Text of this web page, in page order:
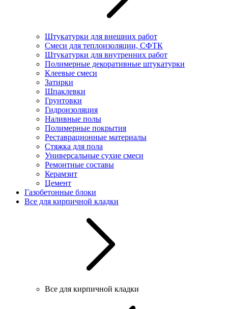
Штукатурки для внешних работ
Смеси для теплоизоляции, СФТК
Штукатурки для внутренних работ
Полимерные декоративные штукатурки
Клеевые смеси
Затирки
Шпаклевки
Грунтовки
Гидроизоляция
Наливные полы
Полимерные покрытия
Реставрационные материалы
Стяжка для пола
Универсальные сухие смеси
Ремонтные составы
Керамзит
Цемент
Газобетонные блоки
Все для кирпичной кладки
Все для кирпичной кладки